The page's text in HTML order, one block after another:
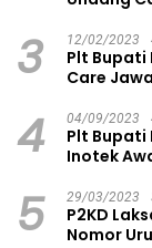
3 12/02/2023
Plt Bupati
Care
4 04/09/2023
Plt Bupati
Inotek
5 29/03/2023
P2KD
Nomor